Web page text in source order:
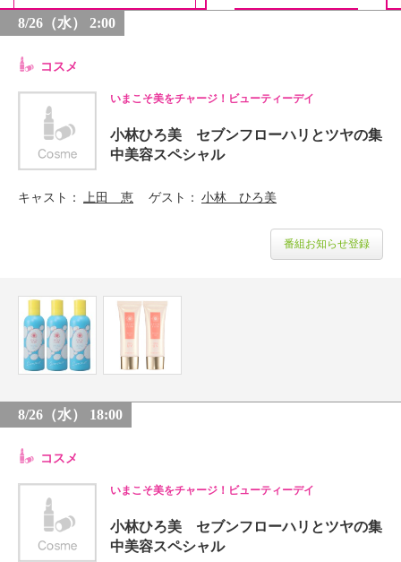
8/26（水） 2:00
コスメ
いまこそ美をチャージ！ビューティーデイ
小林ひろ美 セブンフローハリとツヤの集
中美容スペシャル
キャスト 上田 恵 ゲスト 小林 ひろ美
番組お知らせ登録
8/26（水） 18:00
コスメ
いまこそ美をチャージ！ビューティーデイ
小林ひろ美 セブンフローハリとツヤの集
中美容スペシャル